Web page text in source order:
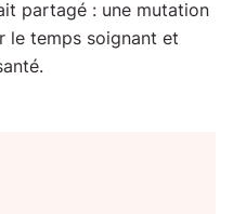
partagé : une mutation
le temps soignant et